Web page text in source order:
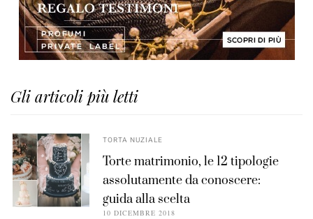
Gli articoli più letti
TORTA NUZIALE
Torte matrimonio, le 12 tipologie
assolutamente da conoscere:
guida alla scelta
10 DICEMBRE 2018